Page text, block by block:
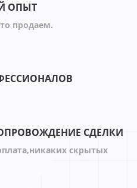
ОПЫТ
продаем.
СДЕЛКИ
скрытых